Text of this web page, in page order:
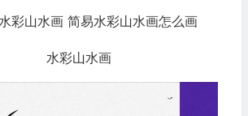
水彩山水画